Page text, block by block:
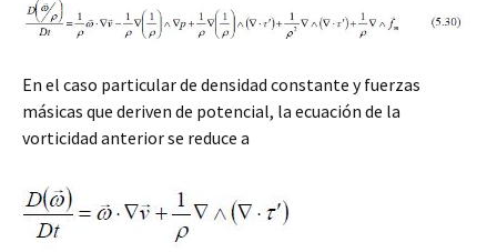
En el caso particular de densidad constante y fuerzas
másicas que deriven de potencial, la ecuación de la
vorticidad anterior se reduce a